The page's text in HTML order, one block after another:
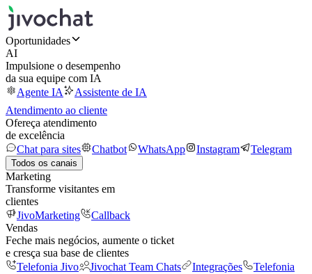
Oportunidades
AI
Impulsione o desempenho
da sua equipe com IA
Agente IA
Assistente de IA
Atendimento ao cliente
Ofereça atendimento
de excelência
Chat para sites
Chatbot WhatsApp Instagram Telegram
Todos os canais
Marketing
Transforme visitantes em
clientes
JivoMarketing
Callback
Vendas
Feche mais negócios, aumente o ticket
e cresça sua base de clientes
Telefonia Jivo
Jivochat Team Chats Integrações
Telefonia